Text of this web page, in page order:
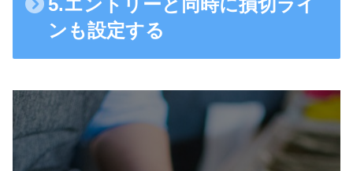
5.エントリーと同時に損切ライ
ンも設定する